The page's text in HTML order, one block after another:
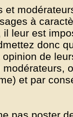
et
à
il leur est
donc
de
et par